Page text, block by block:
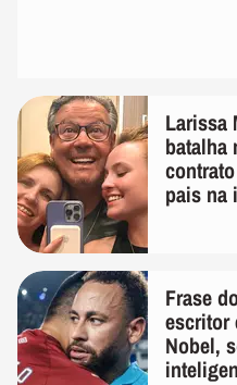
Larissa
batalha
pais na
Frase
escritor
Nobel,